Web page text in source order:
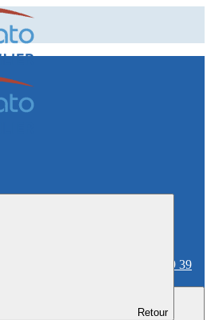
06 59 36 59 39
Retour